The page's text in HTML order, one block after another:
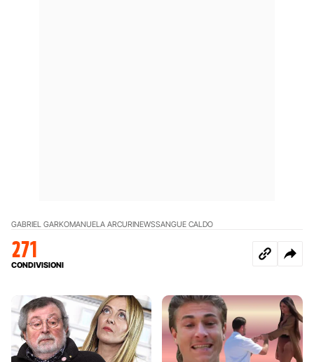
GABRIEL GARKOMANUELA ARCURINEWSSANGUE CALDO
271
CONDIVISIONI